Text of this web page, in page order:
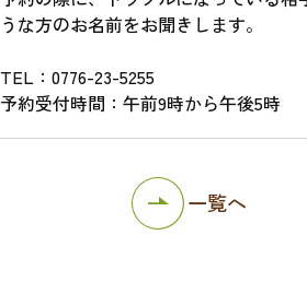
うな方のお名前をお聞きします。
TEL：0776-23-5255
予約受付時間：午前9時から午後5時
一覧へ